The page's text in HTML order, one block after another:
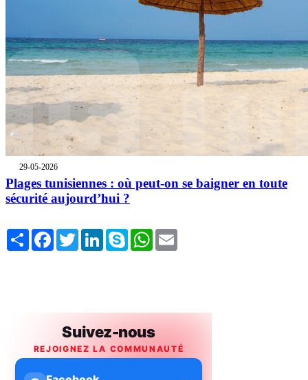
29-05-2026
Plages tunisiennes : où peut-on se baigner en toute
sécurité aujourd’hui ?
Share FacebookTwitterLinkedInSkype WhatsApp